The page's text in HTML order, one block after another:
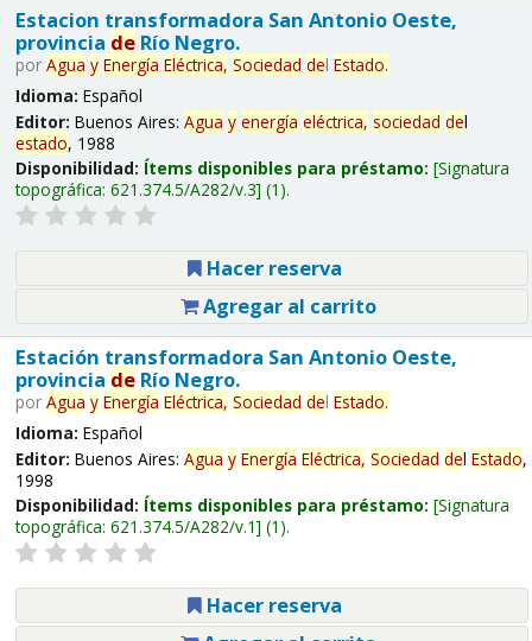
Estacion transformadora San Antonio Oeste,
provincia deRío Negro.
por Agua y Energía Eléctrica, Sociedad del Estado.
Idioma: Español
Editor: Buenos Aires: Agua y energía eléctrica, sociedad del
estado, 1988
Disponibilidad: Ítems disponibles para préstamo: Signatura
topográfica: 621.374.5/A282/v.3 (1).
Hacer reserva
Agregar al carrito
Estación transformadora San Antonio Oeste,
provincia deRío Negro.
por Agua y Energía Eléctrica, Sociedad del Estado.
Idioma: Español
Editor: Buenos Aires: Agua y Energía Eléctrica, Sociedad del Estado,
1998
Disponibilidad: Ítems disponibles para préstamo: Signatura
topográfica: 621.374.5/A282/v.1 (1).
Hacer reserva